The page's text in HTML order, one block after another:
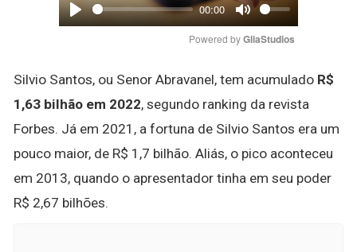
Play
00:00
Mute
Powered by GliaStudios
Silvio Santos, ou Senor Abravanel, tem acumulado R$
1,63 bilhão em 2022, segundo ranking da revista
Forbes. Já em 2021, a fortuna de Silvio Santos era um
pouco maior, de R$ 1,7 bilhão. Aliás, o pico aconteceu
em 2013, quando o apresentador tinha em seu poder
R$ 2,67 bilhões.